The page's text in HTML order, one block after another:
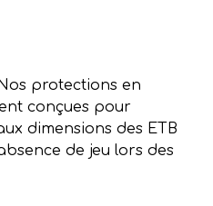
protections en
conçues pour
dimensions des ETB
de jeu lors des